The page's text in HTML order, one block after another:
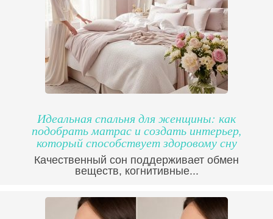
Идеальная спальня для женщины: как
подобрать матрас и создать интерьер,
который способствует здоровому сну
Качественный сон поддерживает обмен
веществ, когнитивные...